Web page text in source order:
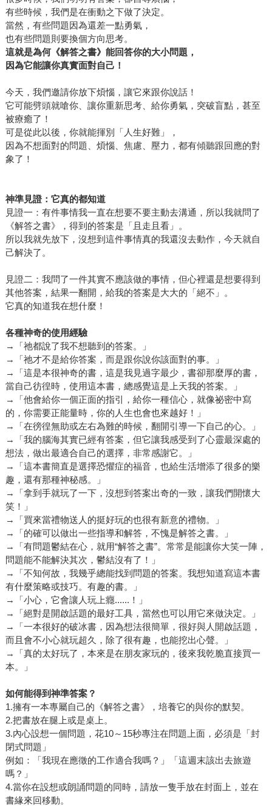
有些時候，我們是在衝動之下做了決定。
當然，有些問題因為還差一點勇氣，
也有些問題則要換個方向思考。
這就是為何《解答之書》能回答你的大小問題，
因為它能讓你真實面對自己！
今天，我們邀請你放下煩惱，讓它來跟你說話！
它可能劈頭就嗆你、讓你重新思考、給你勇氣，突破盲點，甚至
被療癒了！
可是從此以後，你就能揮別「人生好難」，
因為不想面對的問題、煩惱、焦慮、壓力，都有傾聽跟回應的對
象了！
神準見證：它真的都知道
見證一：有件事情我一直在想要不要主動去溝通，所以我就問了
《解答之書》，得到的答案是「且走且看」。
所以我就先放下，沒想到這件事情真的我還沒去動作，今天就自
己解決了。
見證二：我問了一件其實不應該做的事情，但心裡還是想要得到
其他答案，結果一翻開，給我的答案是大大的「絕不」。
它真的知道我在想什麼！
各種神奇的使用經驗
→「祂都說了我不想聽到的答案。」
→「祂才不是給你答案，而是跟你說你該面對的事。」
→「這是本很神奇的書，這是我見過字最少，書卻那麼厚的書，
當自己彷徨時，使用這本書，總感覺這是上天我的答案。」
→「他會給你一個正面的指引，給你一種信心，就像祕密中寫
的，你需要正能量時，你的人生也會也來越好！」
→「在徬徨無助或左右為難的時候，翻開引導一下自己的心。」
→「我的腦海其實已經有答案，但它讓我感受到了心靈最深處的
想法，做出最適合自己的選擇，非常感謝它。」
→「這本書簡直是選擇恐懼症的福音，也給生活增添了很多的樂
趣，還有那種神秘感。」
→「拿到手就玩了一下，沒想到答案出奇的一致，讓我們開懷大
笑！」
→「買來當禮物送人的挺好玩的也很有新意的禮物。」
→「的確可以做出一些指導和解答，不愧是解答之書。」
→「有問題鬱結在心，就用“解答之書”。常常是能讓你大笑一陣，
問題能不能解決其次，鬱結沒有了！」
→「不知何故，我幾乎總能找到問題的答案。我想知道寫這本書
有什麼策略或技巧。有趣的書。」
→「小心，它會讓人玩上癮......！」
→「絕對是開啟話題的最好工具，當然也可以用它來做決定。」
→「一本很好的破冰書，因為想法很簡單，很好與人開啟話題，
而且會不小心就玩超久，除了很有趣，也能挖出心聲。」
→「真的太好玩了，本來是在朋友家玩的，後來我乾脆直接買一
本。」
如何能得到神準答案？
1.擁有一本專屬自己的《解答之書》，培養它的與你的默契。
2.把書放在腿上或是桌上。
3.內心設想一個問題，花10～15秒專注在問題上面，必須是「封
閉式問題」
例如：「我現在應徵的工作適合我嗎？」「這週末該出去旅遊
嗎？」
4.當你在設想或朗誦問題的同時，請放一隻手放在封面上，並在
書緣來回移動。